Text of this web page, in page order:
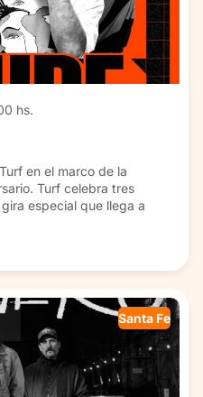
hs.
en el marco de la
Turf celebra tres
especial que llega a
Santa Fe